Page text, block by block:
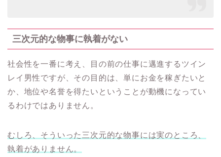
三次元的な物事に執着がない
社会性を一番に考え、目の前の仕事に邁進するツイン
レイ男性ですが、その目的は、単にお金を稼ぎたいと
か、地位や名誉を得たいということが動機になってい
るわけではありません。
むしろ、そういった三次元的な物事には実のところ、
執着がありません。